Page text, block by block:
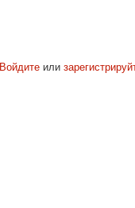
Войдитеили